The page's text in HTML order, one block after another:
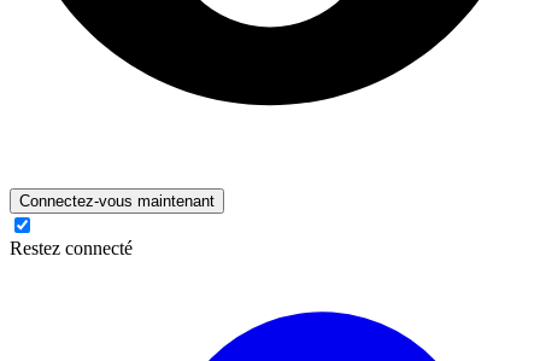
Connectez-vous maintenant
Restez connecté